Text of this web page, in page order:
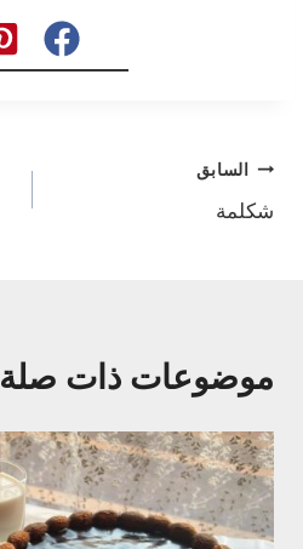
تصفّح
المقالات
السابق
شكلمة
موضوعات ذات صلة